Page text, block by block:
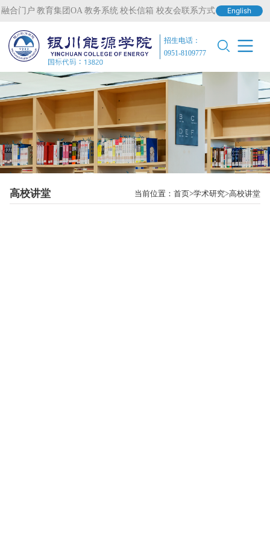
融合门户 教育集团OA 教务系统 校长信箱 校友会联系方式 English
招生电话：
0951-8109777
高校讲堂 当前位置：首页 学术研究 高校讲堂